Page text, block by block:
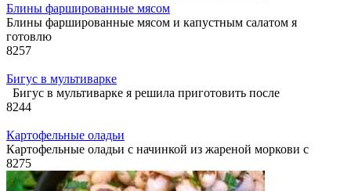
Блины фаршированные мясом
Блины фаршированные мясом и капустным салатом я
готовлю
8257
Бигус в мультиварке
Бигус в мультиварке я решила приготовить после
8244
Картофельные оладьи
Картофельные оладьи с начинкой из жареной моркови с
8275